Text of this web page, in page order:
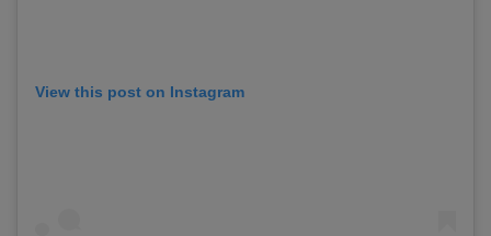
View this post on Instagram